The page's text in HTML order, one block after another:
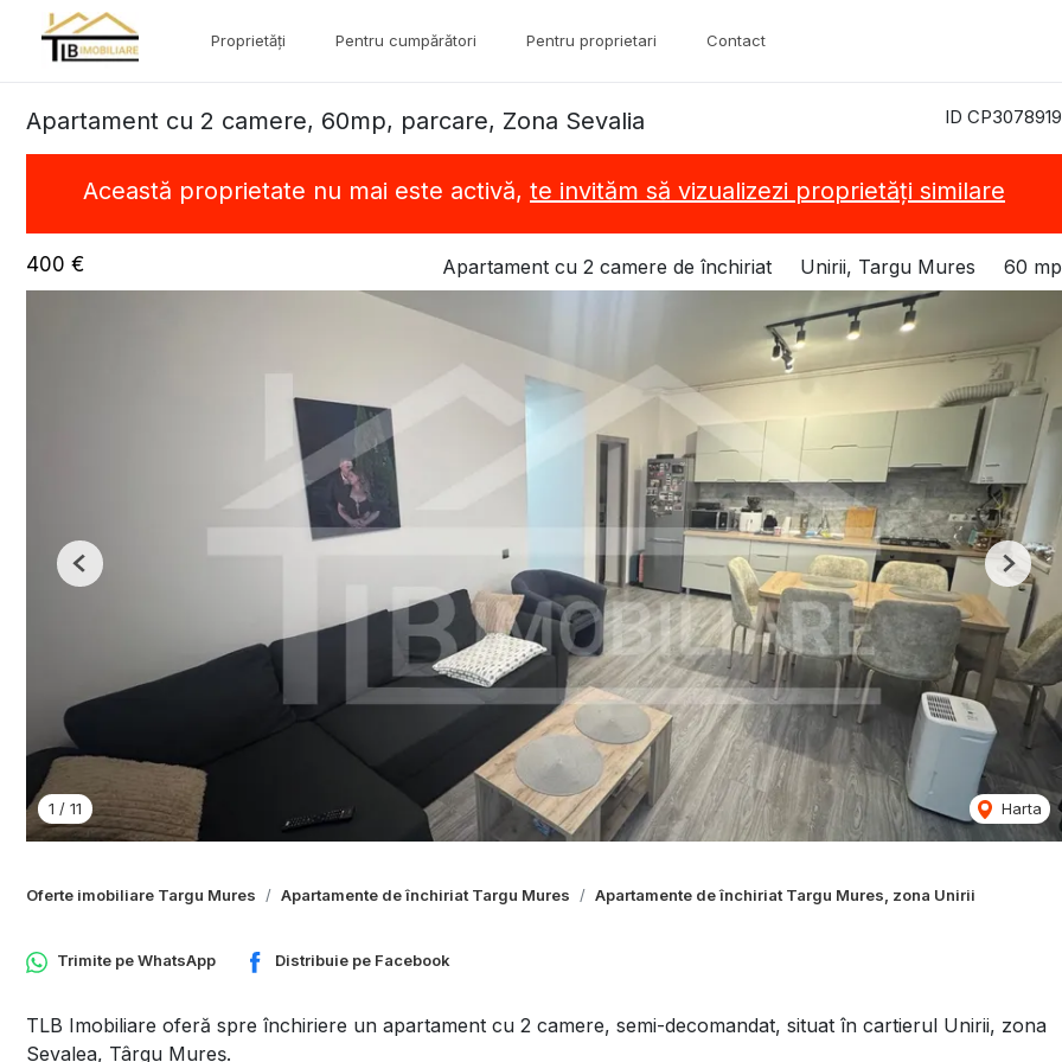
Proprietăți Pentru cumpărători Pentru proprietari Contact
ID CP3078919
Apartament cu 2 camere, 60mp, parcare, Zona Sevalia
Această proprietate nu mai este activă, te invităm să vizualizezi proprietăți similare
400 € Apartament cu 2 camere de închiriat Unirii, Targu Mures 60 mp
1 / 11 Harta
Previous Next
Oferte imobiliare Targu Mures Apartamente de închiriat Targu Mures Apartamente de închiriat Targu Mures, zona Unirii
Trimite peWhatsApp Distribuie pe Facebook
TLB Imobiliare oferă spre închiriere un apartament cu 2 camere, semi-decomandat, situat în cartierul Unirii, zona
Sevalea, Târgu Mureș.